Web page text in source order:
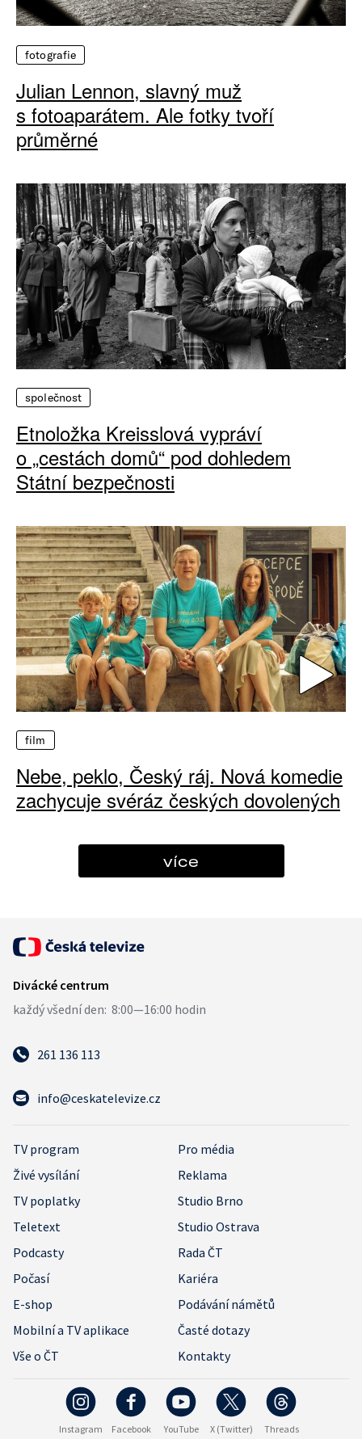
fotografie
Julian Lennon, slavný muž
s fotoaparátem. Ale fotky tvoří
průměrné
společnost
Etnoložka Kreisslová vypráví
o „cestách domů“ pod dohledem
Státní bezpečnosti
film
Nebe, peklo, Český ráj. Nová komedie
zachycuje svéráz českých dovolených
více
261 136 113
info@ceskatelevize.cz
TV program
Pro média
Živé vysílání
Reklama
TV poplatky
Studio Brno
Teletext
Studio Ostrava
Podcasty
Rada ČT
Počasí
Kariéra
E-shop
Podávání námětů
Mobilní a TV aplikace
Časté dotazy
Vše o ČT
Kontakty
Instagram Facebook YouTube X (Twitter) Threads